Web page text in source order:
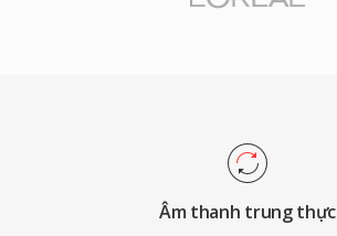
Âm thanh trung thực